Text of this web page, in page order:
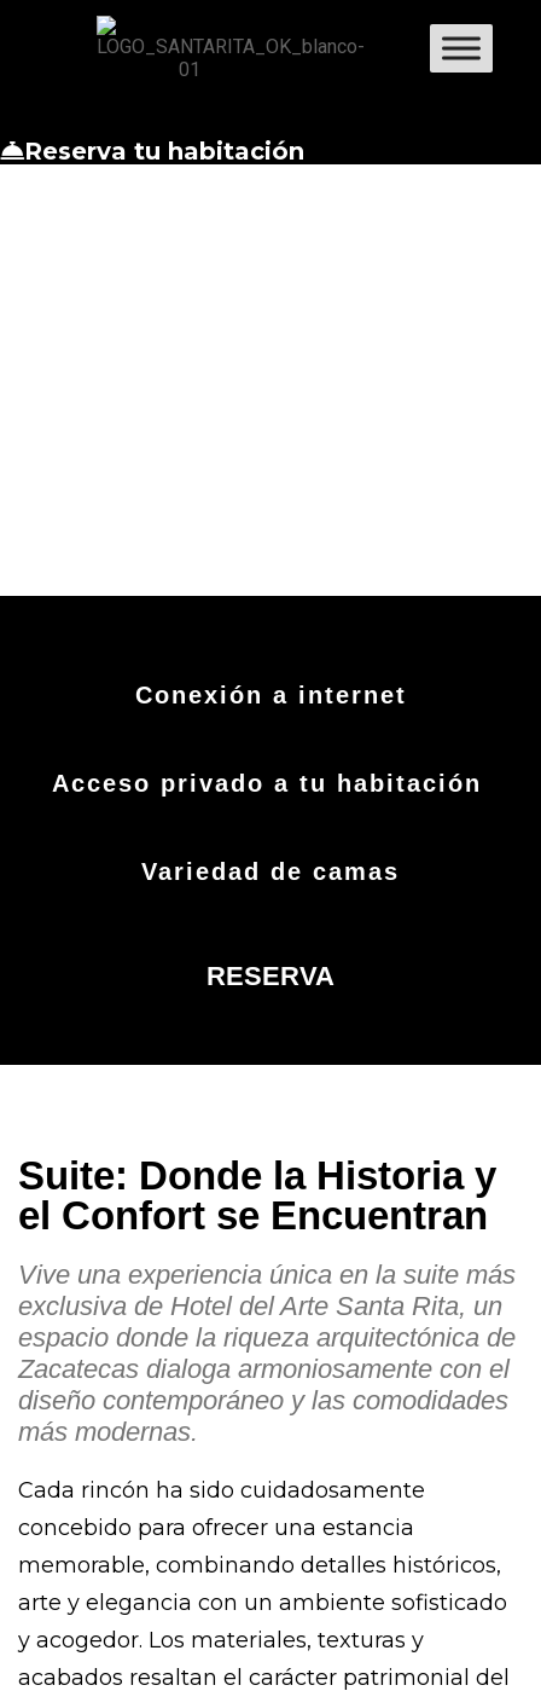
Reserva tu habitación
Conexión a internet
Acceso privado a tu habitación
Variedad de camas
RESERVA
Suite: Donde la Historia y
el Confort se Encuentran
Vive una experiencia única en la suite más
exclusiva de Hotel del Arte Santa Rita, un
espacio donde la riqueza arquitectónica de
Zacatecas dialoga armoniosamente con el
diseño contemporáneo y las comodidades
más modernas.
Cada rincón ha sido cuidadosamente
concebido para ofrecer una estancia
memorable, combinando detalles históricos,
arte y elegancia con un ambiente sofisticado
y acogedor. Los materiales, texturas y
acabados resaltan el carácter patrimonial del